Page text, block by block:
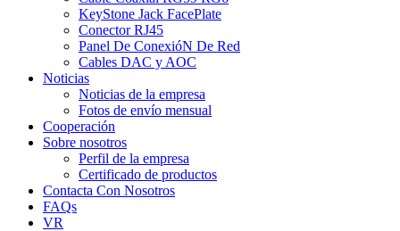
KeyStone Jack FacePlate
Conector RJ45
Panel De ConexióN De Red
Cables DAC y AOC
Noticias
Noticias de la empresa
Fotos de envío mensual
Cooperación
Sobre nosotros
Perfil de la empresa
Certificado de productos
Contacta Con Nosotros
FAQs
VR